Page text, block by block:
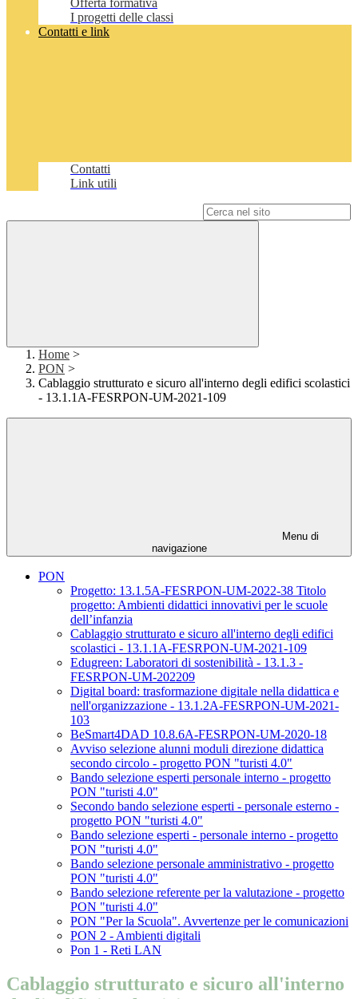
Offerta formativa
I progetti delle classi
Contatti e link
Contatti
Link utili
Home >
PON >
Cablaggio strutturato e sicuro all'interno degli edifici scolastici
- 13.1.1A-FESRPON-UM-2021-109
Menu di
navigazione
PON
Progetto: 13.1.5A-FESRPON-UM-2022-38 Titolo
progetto: Ambienti didattici innovativi per le scuole
dell’infanzia
Cablaggio strutturato e sicuro all'interno degli edifici
scolastici - 13.1.1A-FESRPON-UM-2021-109
Edugreen: Laboratori di sostenibilità - 13.1.3 -
FESRPON-UM-202209
Digital board: trasformazione digitale nella didattica e
nell'organizzazione - 13.1.2A-FESRPON-UM-2021-
103
BeSmart4DAD 10.8.6A-FESRPON-UM-2020-18
Avviso selezione alunni moduli direzione didattica
secondo circolo - progetto PON "turisti 4.0"
Bando selezione esperti personale interno - progetto
PON "turisti 4.0"
Secondo bando selezione esperti - personale esterno -
progetto PON "turisti 4.0"
Bando selezione esperti - personale interno - progetto
PON "turisti 4.0"
Bando selezione personale amministrativo - progetto
PON "turisti 4.0"
Bando selezione referente per la valutazione - progetto
PON "turisti 4.0"
PON "Per la Scuola". Avvertenze per le comunicazioni
PON 2 - Ambienti digitali
Pon 1 - Reti LAN
Cablaggio strutturato e sicuro all'interno